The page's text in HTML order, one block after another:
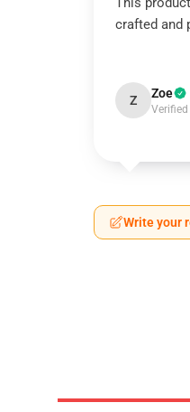
crafted and
Z Zoe
Write your